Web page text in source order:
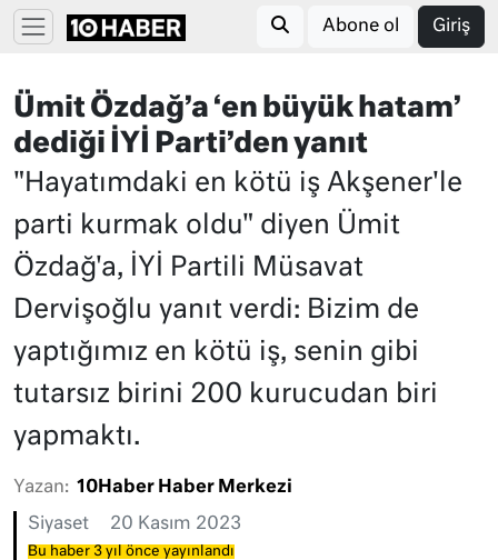
Abone ol Giriş
Ümit Özdağ’a ‘en büyük hatam’
dediği İYİ Parti’den yanıt
"Hayatımdaki en kötü iş Akşener'le
parti kurmak oldu" diyen Ümit
Özdağ'a, İYİ Partili Müsavat
Dervişoğlu yanıt verdi: Bizim de
yaptığımız en kötü iş, senin gibi
tutarsız birini 200 kurucudan biri
yapmaktı.
Yazan: 10Haber Haber Merkezi
Siyaset 20 Kasım 2023
Bu haber 3 yıl önce yayınlandı